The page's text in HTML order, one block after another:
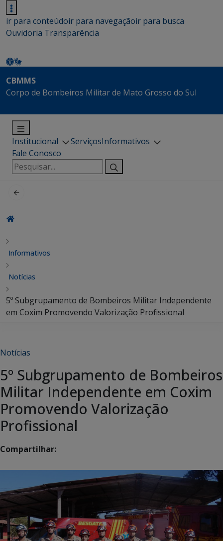
ir para conteúdoir para navegaçãoir para busca
Ouvidoria Transparência
CBMMS
Corpo de Bombeiros Militar de Mato Grosso do Sul
Institucional ServiçosInformativos
Fale Conosco
Pesquisar
por:
Informativos
Notícias
5º Subgrupamento de Bombeiros Militar Independente
em Coxim Promovendo Valorização Profissional
Notícias
5º Subgrupamento de Bombeiros
Militar Independente em Coxim
Promovendo Valorização
Profissional
Compartilhar: